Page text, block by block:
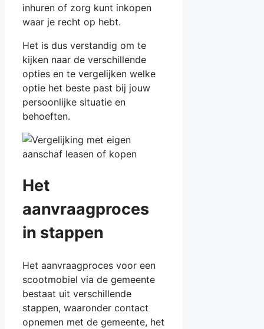
inhuren of zorg kunt inkopen
waar je recht op hebt.
Het is dus verstandig om te
kijken naar de verschillende
opties en te vergelijken welke
optie het beste past bij jouw
persoonlijke situatie en
behoeften.
Het
aanvraagproces
in stappen
Het aanvraagproces voor een
scootmobiel via de gemeente
bestaat uit verschillende
stappen, waaronder contact
opnemen met de gemeente, het